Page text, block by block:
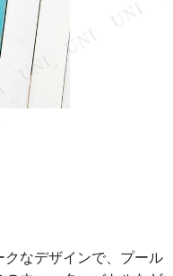
クなデザインで、プール